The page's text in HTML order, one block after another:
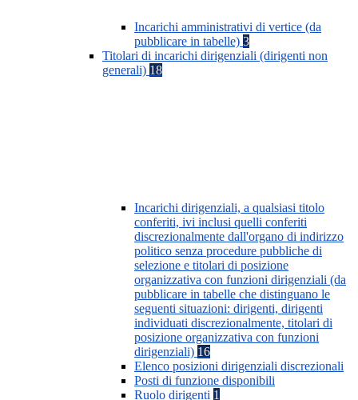
Incarichi amministrativi di vertice (da
pubblicare in tabelle) 3
Titolari di incarichi dirigenziali (dirigenti non
generali) 18
Incarichi dirigenziali, a qualsiasi titolo
conferiti, ivi inclusi quelli conferiti
discrezionalmente dall'organo di indirizzo
politico senza procedure pubbliche di
selezione e titolari di posizione
organizzativa con funzioni dirigenziali (da
pubblicare in tabelle che distinguano le
seguenti situazioni: dirigenti, dirigenti
individuati discrezionalmente, titolari di
posizione organizzativa con funzioni
dirigenziali) 16
Elenco posizioni dirigenziali discrezionali
Posti di funzione disponibili
Ruolo dirigenti 1